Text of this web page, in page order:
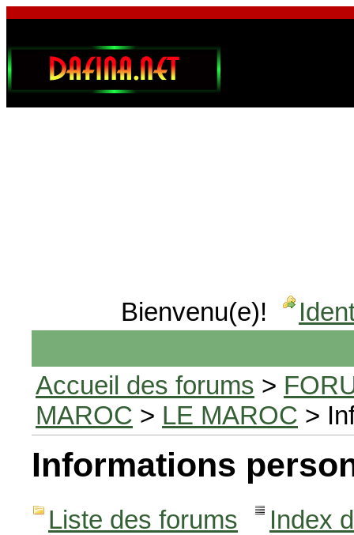
Bienvenu(e)!
Accueil des forums >
MAROC > LE MAROC >
Informations
Liste des forums Index